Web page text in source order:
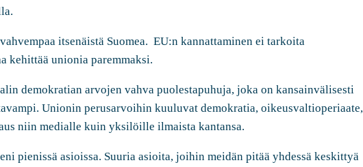
itsenäistä Suomea. EU:n kannattaminen ei tarkoita
kehittää unionia paremmaksi.
demokratian arvojen vahva puolestapuhuja, joka on kansainvälisesti
Unionin perusarvoihin kuuluvat demokratia, oikeusvaltioperiaate,
niin medialle kuin yksilöille ilmaista kantansa.
pienissä asioissa. Suuria asioita, joihin meidän pitää yhdessä keskittyä